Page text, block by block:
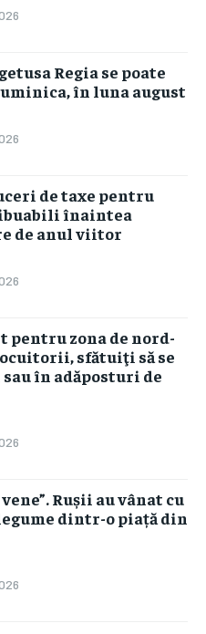
Regia se poate
în luna august
de taxe pentru
înaintea
de anul viitor
pentru zona de nord-
sfătuiţi să se
în adăposturi de
Rușii au vânat cu
dintr-o piață din